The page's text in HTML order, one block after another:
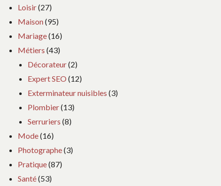
Loisir(27)
Maison(95)
Mariage(16)
Métiers (43)
Décorateur(2)
Expert SEO (12)
Exterminateur nuisibles (3)
Plombier(13)
Serruriers (8)
Mode(16)
Photographe(3)
Pratique(87)
Santé(53)